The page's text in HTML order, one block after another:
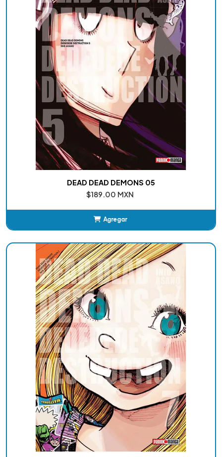
DEAD DEAD DEMONS 05
$189.00 MXN
Agregar